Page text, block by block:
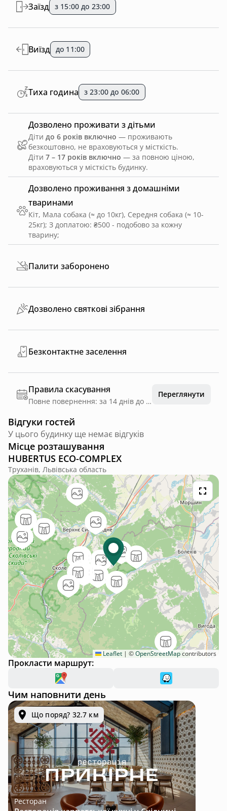
Дозволено проживання з домашніми
тваринами
Кіт, Мала собака (≈ до 10кг), Середня собака (≈ 10-
25кг); З доплатою: ₴500 - подобово за кожну
тварину;
Заїзд з 15:00 до 23:00
Виїзд до 11:00
Дозволено проживати з дітьми
Діти до 6 років включно — проживають
безкоштовно, не враховуються у місткість.
Діти 7 – 17 років включно — за повною ціною,
враховуються у місткість будинку.
Тиха година з 23:00 до 06:00
Палити заборонено
Дозволено святкові зібрання
Безконтактне заселення
Правила скасування
Повне повернення: за 14 днів до дати заїзду
Переглянути
Відгуки гостей
У цього будинку ще немає відгуків
Місце розташування
HUBERTUS ECO-COMPLEX
Труханів, Львівська область
Leaflet | ©OpenStreetMapcontributors
Прокласти маршрут:
Чим наповнити день
Що поряд? 32.7 км
Ресторан